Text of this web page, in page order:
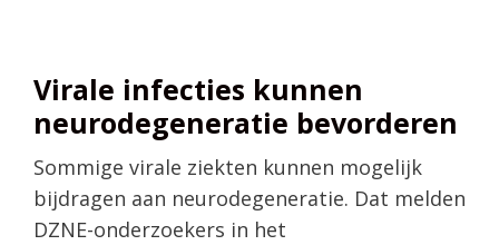
Virale infecties kunnen
neurodegeneratie bevorderen
Sommige virale ziekten kunnen mogelijk
bijdragen aan neurodegeneratie. Dat melden
DZNE-onderzoekers in het